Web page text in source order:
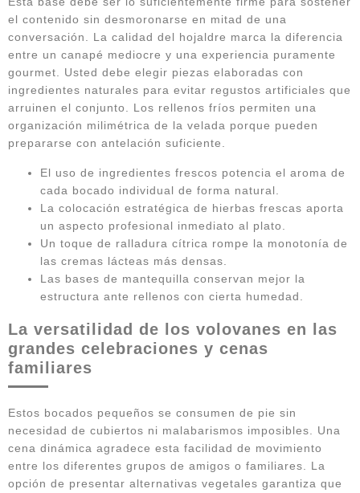
el contenido sin desmoronarse en mitad de una
conversación. La calidad del hojaldre marca la diferencia
entre un canapé mediocre y una experiencia puramente
gourmet. Usted debe elegir piezas elaboradas con
ingredientes naturales para evitar regustos artificiales que
arruinen el conjunto. Los rellenos fríos permiten una
organización milimétrica de la velada porque pueden
prepararse con antelación suficiente.
El uso de ingredientes frescos potencia el aroma de
cada bocado individual de forma natural.
La colocación estratégica de hierbas frescas aporta
un aspecto profesional inmediato al plato.
Un toque de ralladura cítrica rompe la monotonía de
las cremas lácteas más densas.
Las bases de mantequilla conservan mejor la
estructura ante rellenos con cierta humedad.
La versatilidad de los volovanes en las
grandes celebraciones y cenas
familiares
Estos bocados pequeños se consumen de pie sin
necesidad de cubiertos ni malabarismos imposibles. Una
cena dinámica agradece esta facilidad de movimiento
entre los diferentes grupos de amigos o familiares. La
opción de presentar alternativas vegetales garantiza que